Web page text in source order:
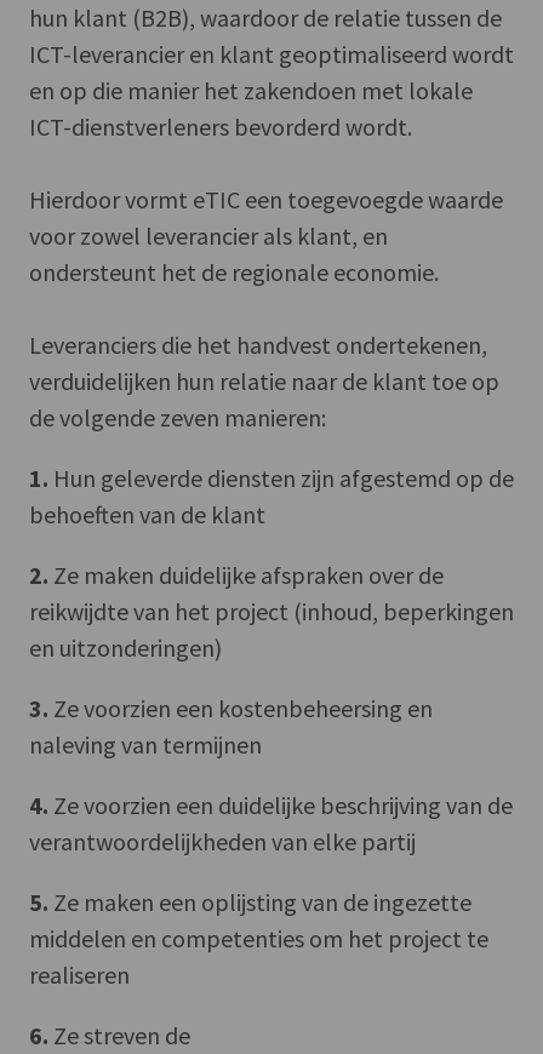
hun klant (B2B), waardoor de relatie tussen de
ICT-leverancier en klant geoptimaliseerd wordt
en op die manier het zakendoen met lokale
ICT-dienstverleners bevorderd wordt.
Hierdoor vormt eTIC een toegevoegde waarde
voor zowel leverancier als klant, en
ondersteunt het de regionale economie.
Leveranciers die het handvest ondertekenen,
verduidelijken hun relatie naar de klant toe op
de volgende zeven manieren:
1. Hun geleverde diensten zijn afgestemd op de
behoeften van de klant
2. Ze maken duidelijke afspraken over de
reikwijdte van het project (inhoud, beperkingen
en uitzonderingen)
3. Ze voorzien een kostenbeheersing en
naleving van termijnen
4. Ze voorzien een duidelijke beschrijving van de
verantwoordelijkheden van elke partij
5. Ze maken een oplijsting van de ingezette
middelen en competenties om het project te
realiseren
6. Ze streven de